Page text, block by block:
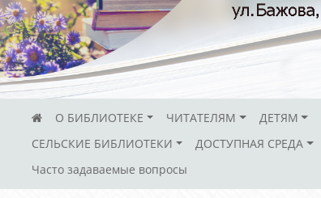
О БИБЛИОТЕКЕ ЧИТАТЕЛЯМ ДЕТЯМ
СЕЛЬСКИЕ БИБЛИОТЕКИ
ДОСТУПНАЯ СРЕДА
Часто задаваемые вопросы